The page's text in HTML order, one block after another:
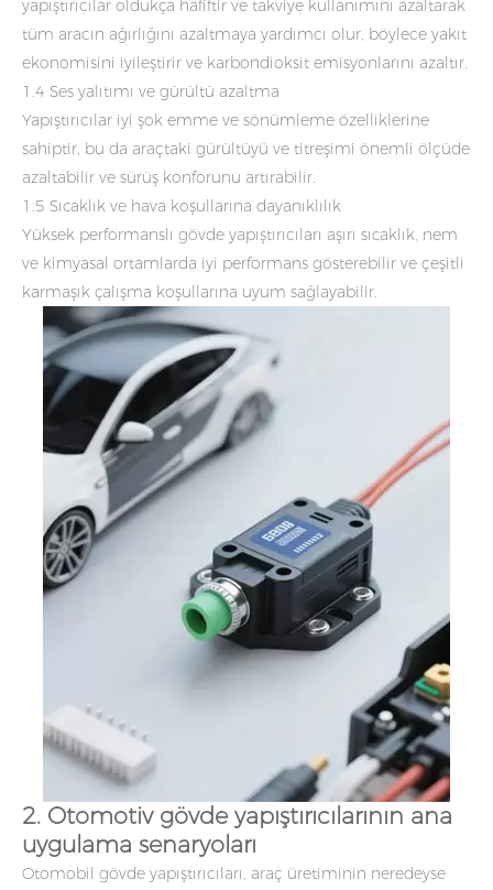
yapıştırıcılar oldukça hafiftir ve takviye kullanımını azaltarak
tüm aracın ağırlığını azaltmaya yardımcı olur, böylece yakıt
ekonomisini iyileştirir ve karbondioksit emisyonlarını azaltır.
1.4 Ses yalıtımı ve gürültü azaltma
Yapıştırıcılar iyi şok emme ve sönümleme özelliklerine
sahiptir, bu da araçtaki gürültüyü ve titreşimi önemli ölçüde
azaltabilir ve sürüş konforunu artırabilir.
1.5 Sıcaklık ve hava koşullarına dayanıklılık
Yüksek performanslı gövde yapıştırıcıları aşırı sıcaklık, nem
ve kimyasal ortamlarda iyi performans gösterebilir ve çeşitli
karmaşık çalışma koşullarına uyum sağlayabilir.
2. Otomotiv gövde yapıştırıcılarının ana
uygulama senaryoları
Otomobil gövde yapıştırıcıları, araç üretiminin neredeyse